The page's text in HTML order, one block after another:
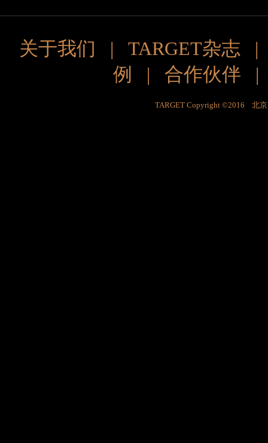
关于我们 | TARGET杂志
例
| 合作伙伴
TARGET Copyright ©2016 北